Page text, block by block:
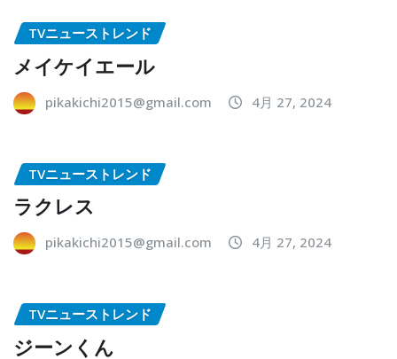
TVニューストレンド
メイケイエール
pikakichi2015@gmail.com 4月 27, 2024
TVニューストレンド
ラクレス
pikakichi2015@gmail.com 4月 27, 2024
TVニューストレンド
ジーンくん